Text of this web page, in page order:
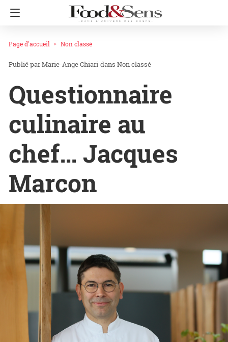
Page d'accueil Non classé
Marie-Ange Chiari dans Non classé
Questionnaire
culinaire au
chef… Jacques
Marcon